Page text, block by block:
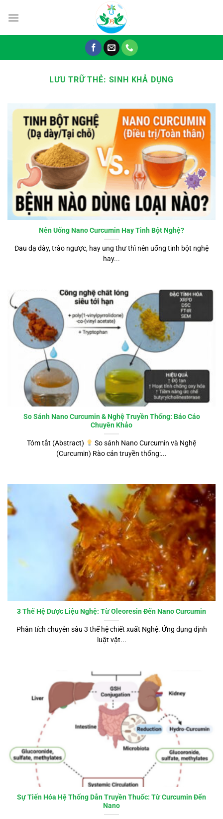
đến
LƯU TRỮ THẺ: SINH KHẢ DỤNG
Nên Uống Nano Curcumin Hay Tinh Bột Nghệ?
Đau dạ dày, trào ngược, hay ung thư thì nên uống tinh bột nghệ
hay...
So Sánh Nano Curcumin & Nghệ Truyền Thống: Báo Cáo
Chuyên Khảo
Tóm tắt (Abstract)
So sánh Nano Curcumin và Nghệ
(Curcumin) Rào cản truyền thống:...
3 Thế Hệ Dược Liệu Nghệ: Từ Oleoresin Đến Nano Curcumin
Phân tích chuyên sâu 3 thế hệ chiết xuất Nghệ. Ứng dụng định
luật vật...
Sự Tiến Hóa Hệ Thống Dẫn Truyền Thuốc: Từ Curcumin Đến
Nano